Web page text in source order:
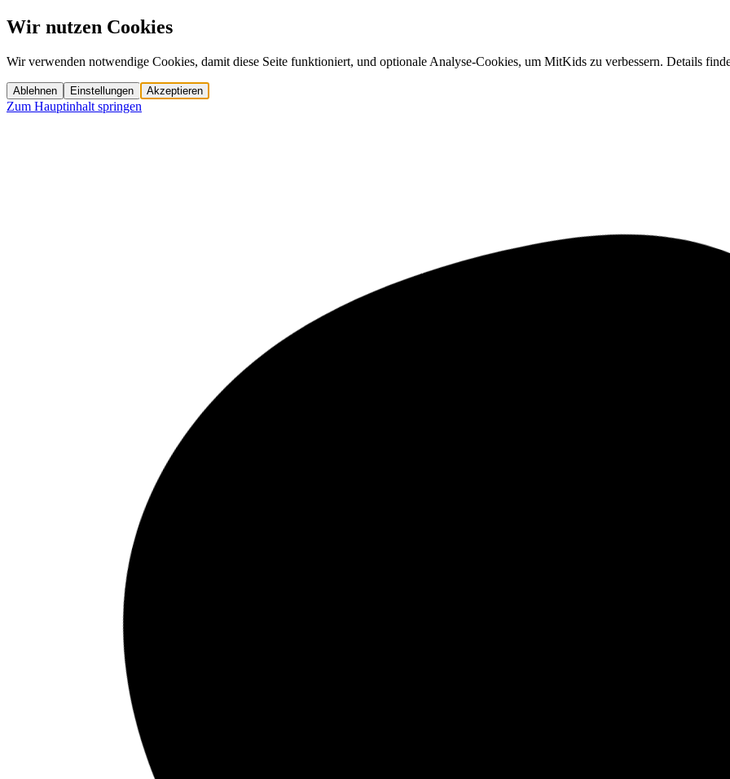
Wir nutzen Cookies
Wir verwenden notwendige Cookies, damit diese Seite funktioniert, und optionale Analyse-Cookies, um MitKids zu verbessern. Details
Ablehnen Einstellungen Akzeptieren
Zum Hauptinhalt springen